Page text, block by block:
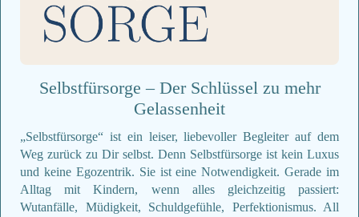
Selbstfürsorge – Der Schlüssel zu mehr
Gelassenheit
„Selbstfürsorge“ ist ein leiser, liebevoller Begleiter auf dem
Weg zurück zu Dir selbst. Denn Selbstfürsorge ist kein Luxus
und keine Egozentrik. Sie ist eine Notwendigkeit. Gerade im
Alltag mit Kindern, wenn alles gleichzeitig passiert:
Wutanfälle, Müdigkeit, Schuldgefühle, Perfektionismus. All